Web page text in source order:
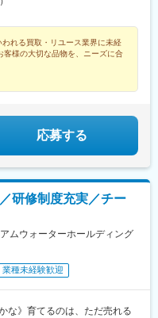
れる買取・リユース業界に未経
客様の大切な品物を、ニーズに合
ック▼
応募する
研修制度充実／チー
ムウォーターホールディング
業種未経験歓迎
な》育てるのは、ただ売れる